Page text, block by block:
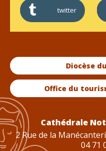
twitter
Diocèse
Office du
Cathédrale
2 Rue de la
04 71